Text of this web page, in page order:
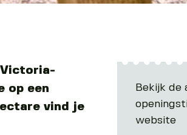
Bekijk de
website
op een
vind je